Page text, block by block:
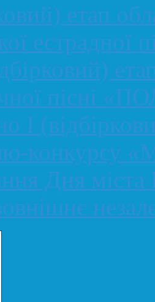
етап
пісні
І
конкурсу
Дня міста